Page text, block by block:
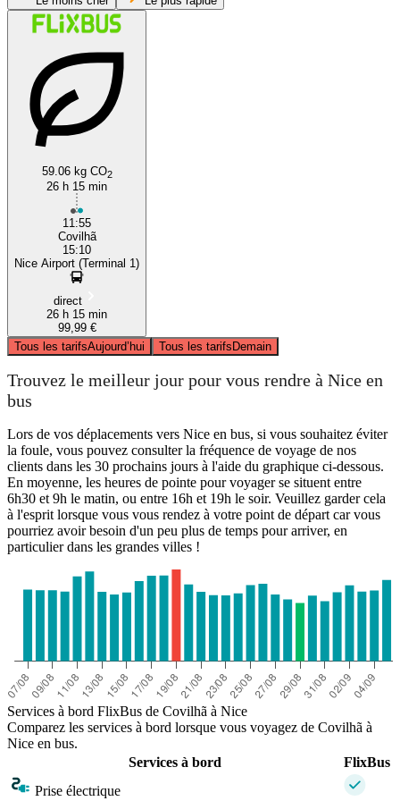
Covilha
59.06 kg CO2
26 h 15 min
11:55
Covilhã
15:10
Nice Airport (Terminal 1)
direct
26 h 15 min
99,99 €
Tous les tarifsAujourd’hui Tous les tarifsDemain
Trouvez le meilleur jour pour vous rendre à Nice en
bus
Lors de vos déplacements vers Nice en bus, si vous souhaitez éviter
la foule, vous pouvez consulter la fréquence de voyage de nos
clients dans les 30 prochains jours à l'aide du graphique ci-dessous.
En moyenne, les heures de pointe pour voyager se situent entre
6h30 et 9h le matin, ou entre 16h et 19h le soir. Veuillez garder cela
à l'esprit lorsque vous vous rendez à votre point de départ car vous
pourriez avoir besoin d'un peu plus de temps pour arriver, en
particulier dans les grandes villes !
Services à bord FlixBus de Covilhã à Nice
Comparez les services à bord lorsque vous voyagez de Covilhã à
Nice en bus.
Services à bord
FlixBus
Prise électrique